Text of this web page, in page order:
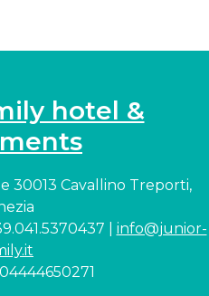
hotel &
30013 Cavallino Treporti,
| info@junior-
04444650271